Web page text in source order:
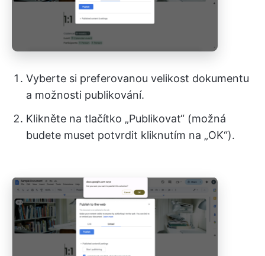
Vyberte si preferovanou velikost dokumentu
a možnosti publikování.
Klikněte na tlačítko „Publikovat“ (možná
budete muset potvrdit kliknutím na „OK“).